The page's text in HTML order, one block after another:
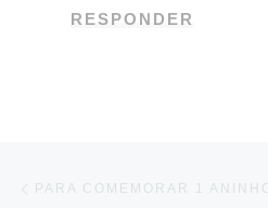
RESPONDER